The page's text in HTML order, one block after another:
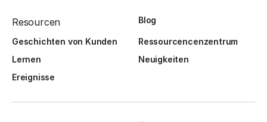
Resourcen Blog
Geschichten von Kunden
Ressourcencenzentrum
Lernen
Neuigkeiten
Ereignisse